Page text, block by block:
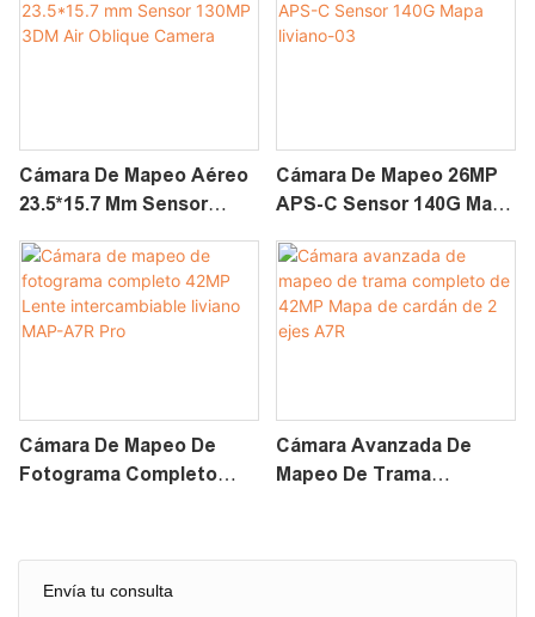
Envía tu consulta
Cámara De Mapeo Aéreo
23.5*15.7 Mm Sensor
Camera
Cámara De Mapeo 26MP
APS-C Sensor 140G Mapa
Cámara De Mapeo De
Fotograma Completo
MAP-A7R Pro
Cámara Avanzada De
Mapeo De Trama